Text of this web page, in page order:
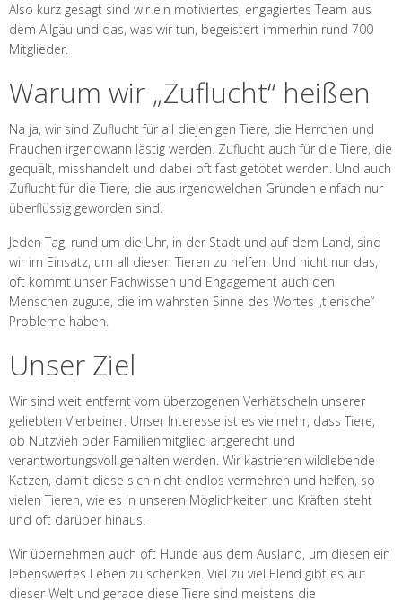
Also kurz gesagt sind wir ein motiviertes, engagiertes Team aus
dem Allgäu und das, was wir tun, begeistert immerhin rund 700
Mitglieder.
Warum wir „Zuflucht“ heißen
Na ja, wir sind Zuflucht für all diejenigen Tiere, die Herrchen und
Frauchen irgendwann lästig werden. Zuflucht auch für die Tiere, die
gequält, misshandelt und dabei oft fast getötet werden. Und auch
Zuflucht für die Tiere, die aus irgendwelchen Gründen einfach nur
überflüssig geworden sind.
Jeden Tag, rund um die Uhr, in der Stadt und auf dem Land, sind
wir im Einsatz, um all diesen Tieren zu helfen. Und nicht nur das,
oft kommt unser Fachwissen und Engagement auch den
Menschen zugute, die im wahrsten Sinne des Wortes „tierische“
Probleme haben.
Unser Ziel
Wir sind weit entfernt vom überzogenen Verhätscheln unserer
geliebten Vierbeiner. Unser Interesse ist es vielmehr, dass Tiere,
ob Nutzvieh oder Familienmitglied artgerecht und
verantwortungsvoll gehalten werden. Wir kastrieren wildlebende
Katzen, damit diese sich nicht endlos vermehren und helfen, so
vielen Tieren, wie es in unseren Möglichkeiten und Kräften steht
und oft darüber hinaus.
Wir übernehmen auch oft Hunde aus dem Ausland, um diesen ein
lebenswertes Leben zu schenken. Viel zu viel Elend gibt es auf
dieser Welt und gerade diese Tiere sind meistens die